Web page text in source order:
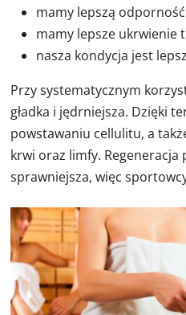
mamy lepszą odporność
mamy lepsze ukrwienie
nasza kondycja jest
Przy systematycznym
gładka i jędrniejsza. Dzięki
powstawaniu cellulitu, a
krwi oraz limfy. Regeneracja
sprawniejsza, więc